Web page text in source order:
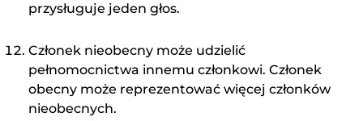
przysługuje jeden głos.
Członek nieobecny może udzielić
pełnomocnictwa innemu członkowi. Członek
obecny może reprezentować więcej członków
nieobecnych.